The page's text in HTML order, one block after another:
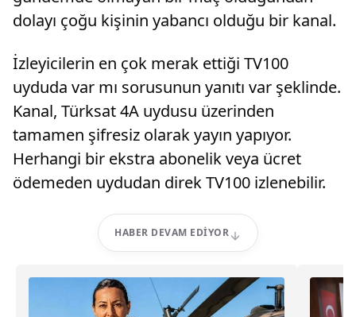
dolayı çoğu kişinin yabancı olduğu bir kanal.
İzleyicilerin en çok merak ettiği TV100
uyduda var mı sorusunun yanıtı var şeklinde.
Kanal, Türksat 4A uydusu üzerinden
tamamen şifresiz olarak yayın yapıyor.
Herhangi bir ekstra abonelik veya ücret
ödemeden uydudan direk TV100 izlenebilir.
HABER DEVAM EDIYOR